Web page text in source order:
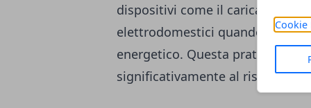
Cookie
dispositivi come il caricabatterie
elettrodomestici quando non
energetico. Questa pratica
significativamente al risparmio